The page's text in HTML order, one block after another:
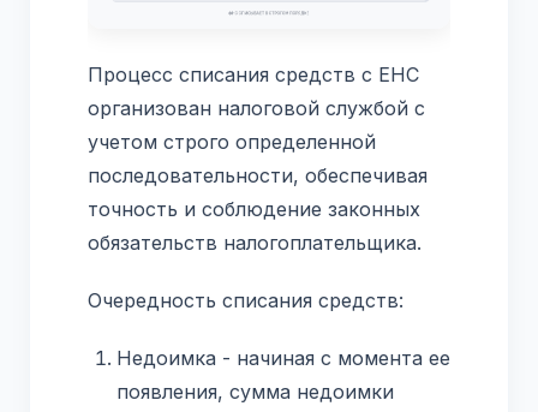
Процесс списания средств с ЕНС
организован налоговой службой с
учетом строго определенной
последовательности, обеспечивая
точность и соблюдение законных
обязательств налогоплательщика.
Очередность списания средств:
Недоимка - начиная с момента ее
появления, сумма недоимки